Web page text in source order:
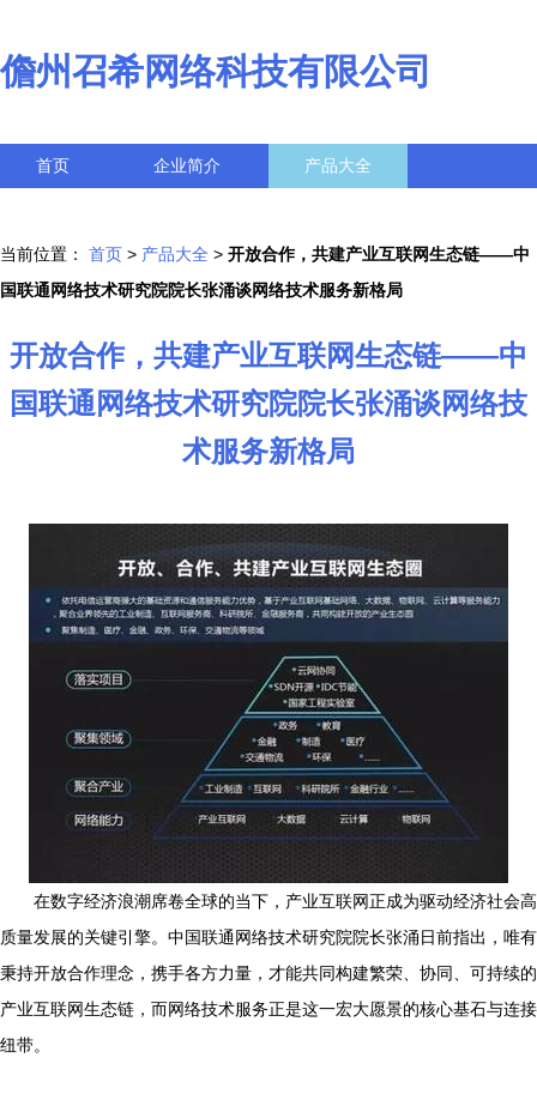
儋州召希网络科技有限公司
首页 企业简介 产品大全
当前位置： 首页 > 产品大全 > 开放合作，共建产业互联网生态链——中
国联通网络技术研究院院长张涌谈网络技术服务新格局
开放合作，共建产业互联网生态链——中
国联通网络技术研究院院长张涌谈网络技
术服务新格局
在数字经济浪潮席卷全球的当下，产业互联网正成为驱动经济社会高
质量发展的关键引擎。中国联通网络技术研究院院长张涌日前指出，唯有
秉持开放合作理念，携手各方力量，才能共同构建繁荣、协同、可持续的
产业互联网生态链，而网络技术服务正是这一宏大愿景的核心基石与连接
纽带。